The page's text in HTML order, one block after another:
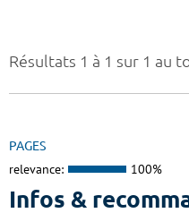
Résultats 1 à 1 sur 1 au
PAGES
relevance: 100%
Infos &